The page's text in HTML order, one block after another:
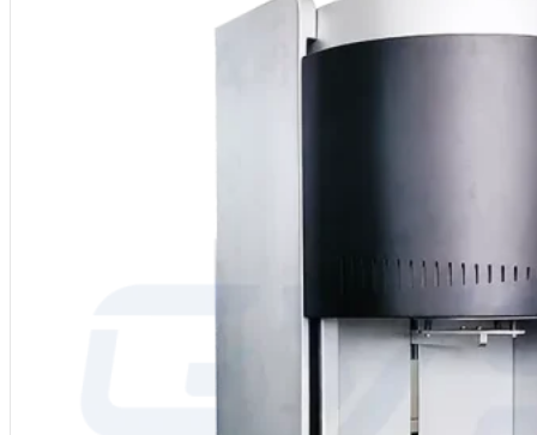
寸法カスタマイズ可能な炉室寸法
真空および大気システム：カスタマイズ可能な低真空または不活性ガス
応用プロセス焼結, ろう付け, 熱処理, 焼きなまし, 粉末冶金